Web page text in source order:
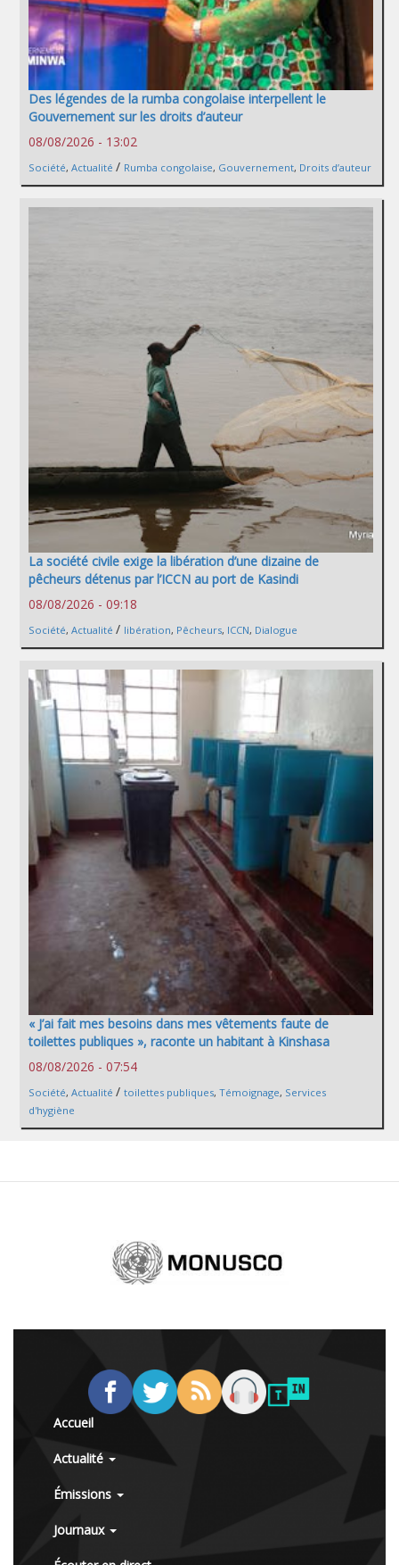
Des légendes de la rumba congolaise interpellent le
Gouvernement sur les droits d’auteur
08/08/2026 - 13:02
Société, Actualité / Rumba congolaise, Gouvernement, Droits d’auteur
La société civile exige la libération d’une dizaine de
pêcheurs détenus par l’ICCN au port de Kasindi
08/08/2026 - 09:18
Société, Actualité / libération, Pêcheurs, ICCN, Dialogue
« J’ai fait mes besoins dans mes vêtements faute de
toilettes publiques », raconte un habitant à Kinshasa
08/08/2026 - 07:54
Société, Actualité / toilettes publiques, Témoignage, Services
d'hygiène
Accueil
Actualité
Émissions
Journaux